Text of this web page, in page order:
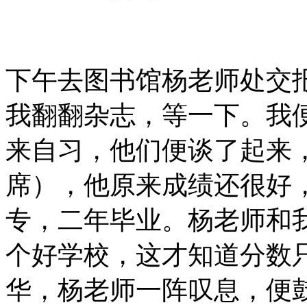
下午去图书馆杨老师处交
我翻翻杂志，等一下。我
来自习，他们便谈了起来
席），他原来成绩还很好
专，二年毕业。杨老师和
个好学校，这才知道分数
华，杨老师一阵叹息，便